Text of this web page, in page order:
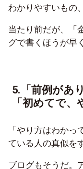
わかりやすいもの
当たり前だが、「
グで書くほうが早
5.「前例があ
「初めてで
「やり方はわか
ている人の真似を
ブログもそうだ。